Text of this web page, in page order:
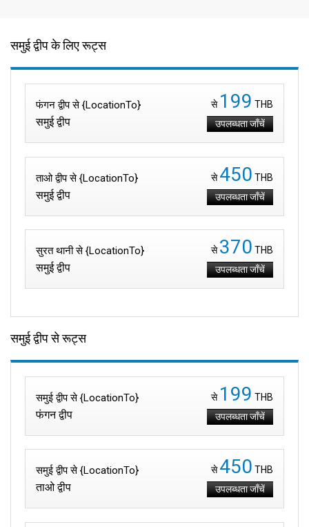
समुई द्वीप के लिए रूट्स
फंगन द्वीप से {LocationTo}
समुई द्वीप
से 199 THB
उपलब्धता जाँचें
ताओ द्वीप से {LocationTo}
समुई द्वीप
से450 THB
उपलब्धता जाँचें
सुरत थानी से {LocationTo}
समुई द्वीप
से370 THB
उपलब्धता जाँचें
समुई द्वीप से रूट्स
समुई द्वीप से {LocationTo}
फंगन द्वीप
से 199 THB
उपलब्धता जाँचें
समुई द्वीप से {LocationTo}
ताओ द्वीप
से450 THB
उपलब्धता जाँचें